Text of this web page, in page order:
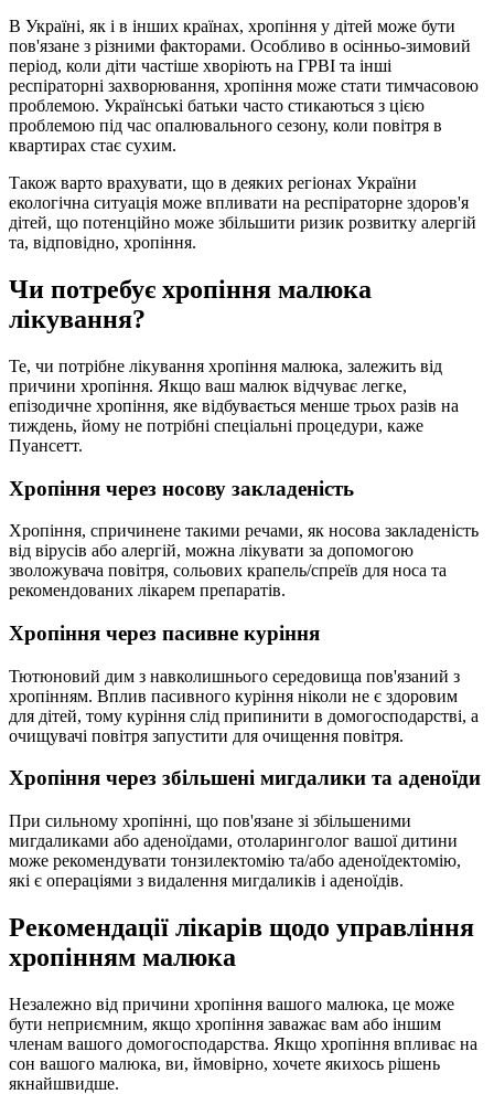
В Україні, як і в інших країнах, хропіння у дітей може бути
пов'язане з різними факторами. Особливо в осінньо-зимовий
період, коли діти частіше хворіють на ГРВІ та інші
респіраторні захворювання, хропіння може стати тимчасовою
проблемою. Українські батьки часто стикаються з цією
проблемою під час опалювального сезону, коли повітря в
квартирах стає сухим.
Також варто врахувати, що в деяких регіонах України
екологічна ситуація може впливати на респіраторне здоров'я
дітей, що потенційно може збільшити ризик розвитку алергій
та, відповідно, хропіння.
Чи потребує хропіння малюка
лікування?
Те, чи потрібне лікування хропіння малюка, залежить від
причини хропіння. Якщо ваш малюк відчуває легке,
епізодичне хропіння, яке відбувається менше трьох разів на
тиждень, йому не потрібні спеціальні процедури, каже
Пуансетт.
Хропіння через носову закладеність
Хропіння, спричинене такими речами, як носова закладеність
від вірусів або алергій, можна лікувати за допомогою
зволожувача повітря, сольових крапель/спреїв для носа та
рекомендованих лікарем препаратів.
Хропіння через пасивне куріння
Тютюновий дим з навколишнього середовища пов'язаний з
хропінням. Вплив пасивного куріння ніколи не є здоровим
для дітей, тому куріння слід припинити в домогосподарстві, а
очищувачі повітря запустити для очищення повітря.
Хропіння через збільшені мигдалики та аденоїди
При сильному хропінні, що пов'язане зі збільшеними
мигдаликами або аденоїдами, отоларинголог вашої дитини
може рекомендувати тонзилектомію та/або аденоїдектомію,
які є операціями з видалення мигдаликів і аденоїдів.
Рекомендації лікарів щодо управління
хропінням малюка
Незалежно від причини хропіння вашого малюка, це може
бути неприємним, якщо хропіння заважає вам або іншим
членам вашого домогосподарства. Якщо хропіння впливає на
сон вашого малюка, ви, ймовірно, хочете якихось рішень
якнайшвидше.